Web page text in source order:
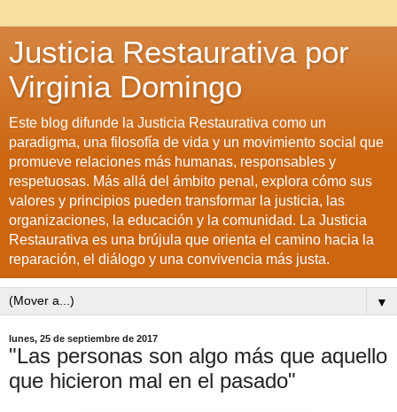
Justicia Restaurativa por
Virginia Domingo
Este blog difunde la Justicia Restaurativa como un
paradigma, una filosofía de vida y un movimiento social que
promueve relaciones más humanas, responsables y
respetuosas. Más allá del ámbito penal, explora cómo sus
valores y principios pueden transformar la justicia, las
organizaciones, la educación y la comunidad. La Justicia
Restaurativa es una brújula que orienta el camino hacia la
reparación, el diálogo y una convivencia más justa.
▼
lunes, 25 de septiembre de 2017
"Las personas son algo más que aquello
que hicieron mal en el pasado"